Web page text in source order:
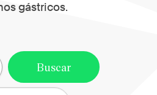
gástricos.